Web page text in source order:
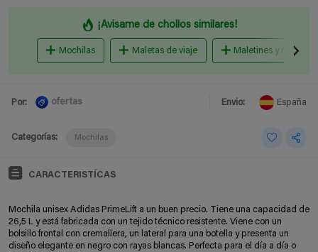
¡Avisame de chollos similares!
Mochilas Maletas de viaje Maletines y
Por: ofertas Envio: España
Categorías: Mochilas
CARACTERISTÍCAS
Mochila unisex Adidas PrimeLift a un buen precio. Tiene una capacidad de
26,5 L y está fabricada con un tejido técnico resistente. Viene con un
bolsillo frontal con cremallera, un lateral para una botella y presenta un
diseño elegante en negro con rayas blancas. Perfecta para el día a día o